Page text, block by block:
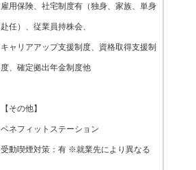
雇用保険、社宅制度有（独身、家族、単身
赴任）、従業員持株会、
キャリアアップ支援制度、資格取得支援制
度、確定拠出年金制度他
【その他】
ベネフィットステーション
受動喫煙対策：有 ※就業先により異なる